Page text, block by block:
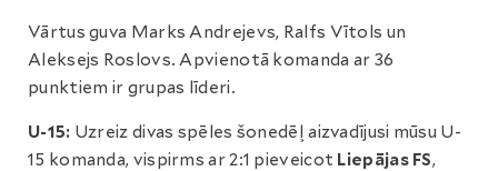
Vārtus guva Marks Andrejevs, Ralfs Vītols un
Aleksejs Roslovs. Apvienotā komanda ar 36
punktiem ir grupas līderi.
U-15: Uzreiz divas spēles šonedēļ aizvadījusi mūsu U-
15 komanda, vispirms ar 2:1 pieveicot Liepājas FS,